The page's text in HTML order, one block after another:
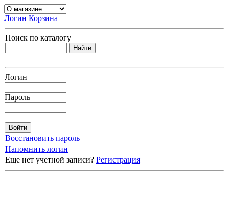
Логин Корзина
Поиск по каталогу
Логин
Пароль
Восстановить пароль
Напомнить логин
Еще нет учетной записи? Регистрация